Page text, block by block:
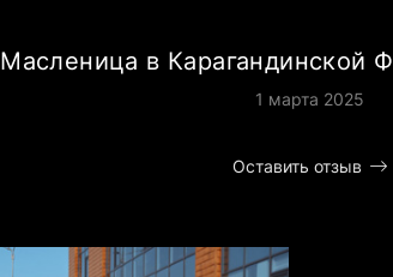
Масленица в Карагандинской
1 марта 2025
Оставить отзыв